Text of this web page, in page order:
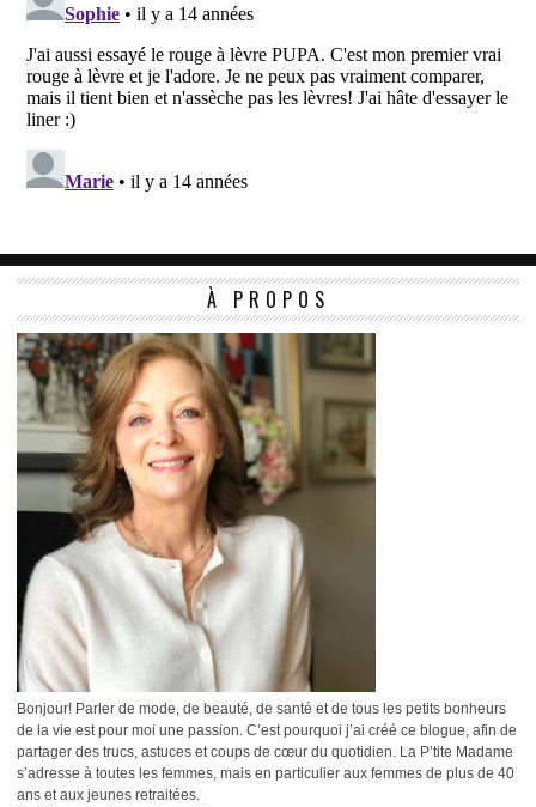
À PROPOS
Bonjour! Parler de mode, de beauté, de santé et de tous les petits bonheurs
de la vie est pour moi une passion. C’est pourquoi j’ai créé ce blogue, afin de
partager des trucs, astuces et coups de cœur du quotidien. La P’tite Madame
s’adresse à toutes les femmes, mais en particulier aux femmes de plus de 40
ans et aux jeunes retraitées.